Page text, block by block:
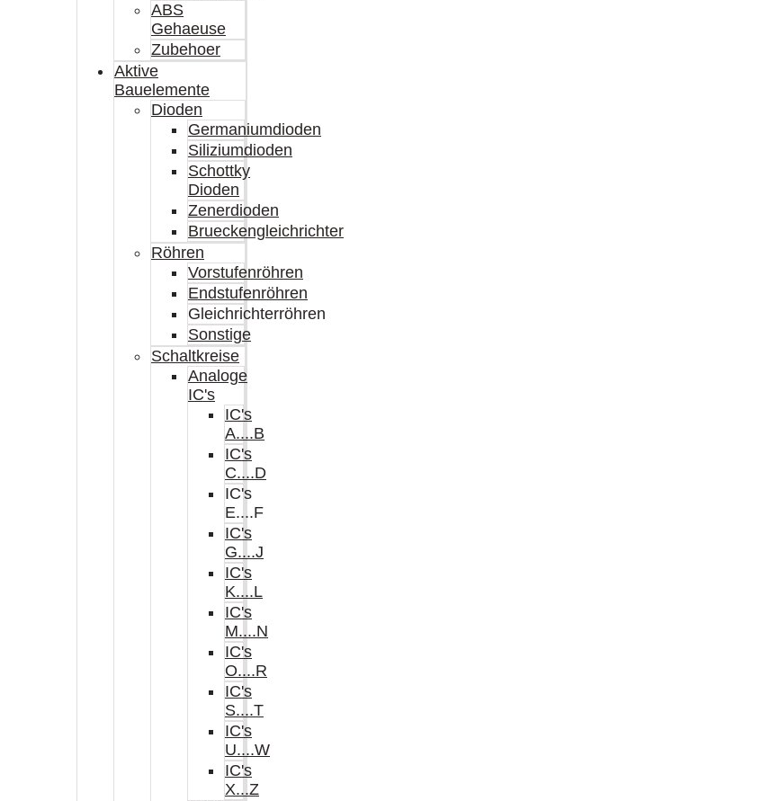
ABS
Gehaeuse
Zubehoer
Aktive
Bauelemente
Dioden
Germaniumdioden
Siliziumdioden
Schottky
Dioden
Zenerdioden
Brueckengleichrichter
Röhren
Vorstufenröhren
Endstufenröhren
Gleichrichterröhren
Sonstige
Schaltkreise
Analoge
IC's
IC's
A....B
IC's
C....D
IC's
E....F
IC's
G....J
IC's
K....L
IC's
M....N
IC's
O....R
IC's
S....T
IC's
U....W
IC's
X...Z